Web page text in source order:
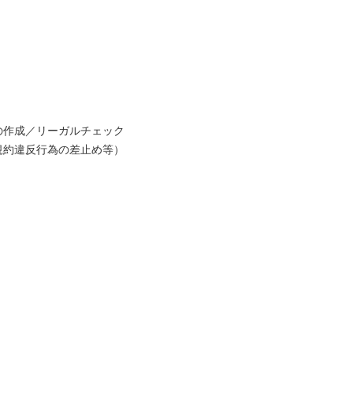
成／リーガルチェック
違反行為の差止め等）